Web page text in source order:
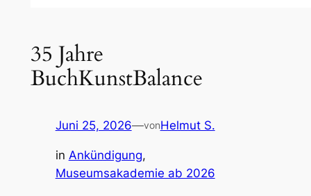
35 Jahre
BuchKunstBalance
Juni 25, 2026—vonHelmut S.
in Ankündigung
Museumsakademie ab 2026